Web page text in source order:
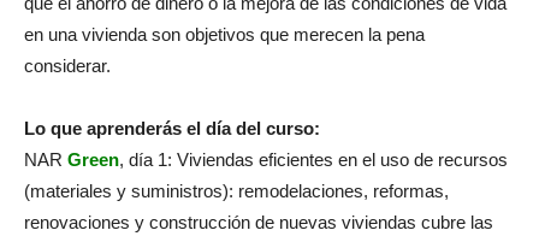
en una vivienda son objetivos que merecen la pena
considerar.
Lo que aprenderás el día del curso:
NAR Green, día 1: Viviendas eficientes en el uso de recursos
(materiales y suministros): remodelaciones, reformas,
renovaciones y construcción de nuevas viviendas cubre las